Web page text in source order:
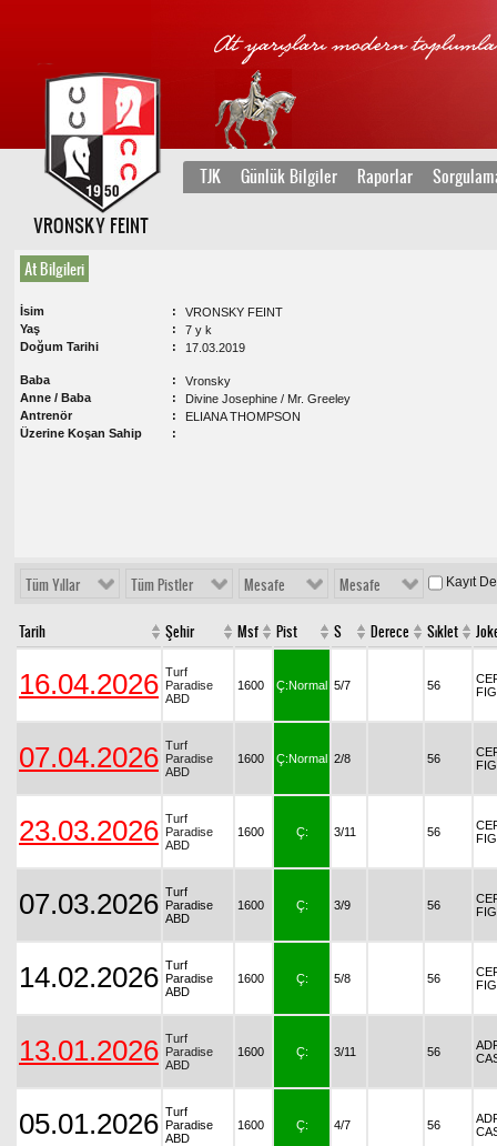
TJK Günlük Bilgiler Raporlar
VRONSKY FEINT
At Bilgileri
İsim
VRONSKY FEINT
Yaş
7 y k
Doğum Tarihi
17.03.2019
Baba
Vronsky
Anne / Baba
Divine Josephine / Mr. Greeley
Antrenör
ELIANA THOMPSON
Üzerine Koşan Sahip
Tüm Yıllar Tüm Pistler Mesafe Mesafe Kayıt
Tarih Şehir Msf Pist S Derece Sıklet
16.04.2026 Turf
Paradise
ABD
1600 Ç:Normal 5/7 56
07.04.2026 Turf
Paradise
ABD
1600 Ç:Normal 2/8 56
23.03.2026 Turf
Paradise
ABD
1600 Ç: 3/11 56
07.03.2026 Turf
Paradise
ABD
1600 Ç: 3/9 56
14.02.2026 Turf
Paradise
ABD
1600 Ç: 5/8 56
13.01.2026 Turf
Paradise
ABD
1600 Ç: 3/11 56
05.01.2026 Turf
Paradise
ABD
1600 Ç: 4/7 56